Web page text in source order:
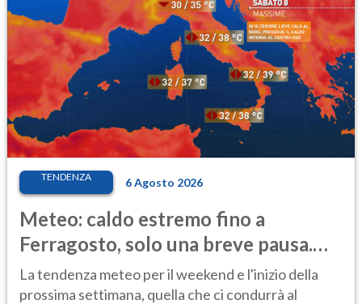
TENDENZA 6 Agosto 2026
Meteo: caldo estremo fino a
Ferragosto, solo una breve pausa.
Ecco dove
La tendenza meteo per il weekend e l'inizio della
prossima settimana, quella che ci condurrà al